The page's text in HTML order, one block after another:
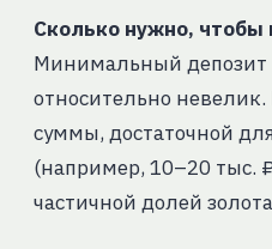
Сколько нужно, чтобы
Минимальный депозит
относительно
суммы, достаточной
(например, 10–20 тыс.
частичной долей